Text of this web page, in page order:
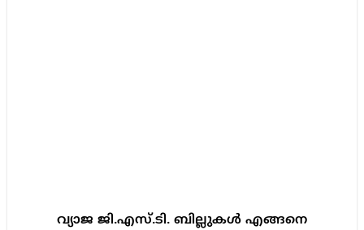
വ്യാജ ജി.എസ്.ടി. ബില്ലുകൾ എങ്ങനെ